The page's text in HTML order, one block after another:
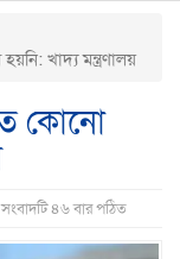
খাদ্য মন্ত্রণালয়
কোনো
৪৬ বার পঠিত